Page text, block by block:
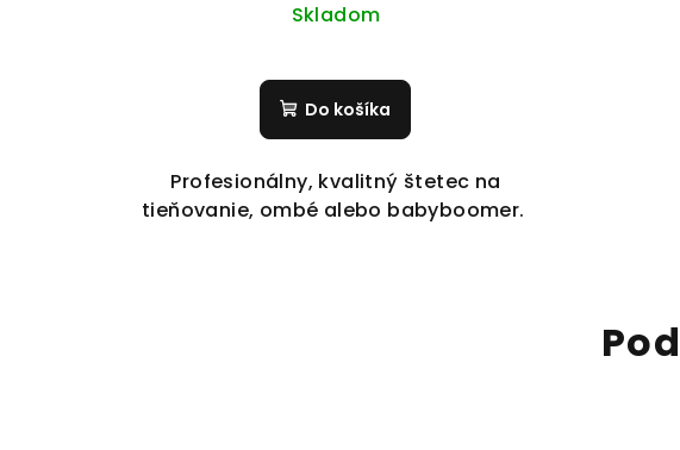
Skladom
Do košíka
Profesionálny, kvalitný štetec na
tieňovanie, ombé alebo babyboomer.